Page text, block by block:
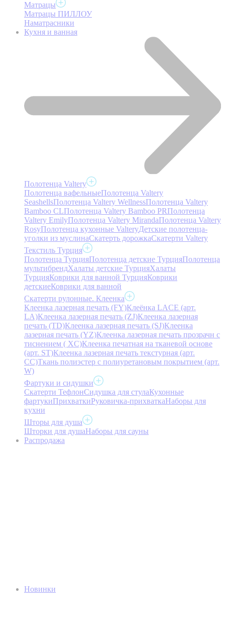
Матрацы
Матрацы ПИЛЛОУ
Наматрасники
Кухня и ванная
Полотенца Valtery
Полотенца вафельныеПолотенца Valtery
SeashellsПолотенца Valtery WellnessПолотенца Valtery
Bamboo CLПолотенца Valtery Bamboo PRПолотенца
Valtery EmilyПолотенца Valtery MirandaПолотенца Valtery
RosyПолотенца кухонные ValteryДетские полотенца-
уголки из муслинаСкатерть дорожкаСкатерти Valtery
Текстиль Турция
Полотенца ТурцияПолотенца детские ТурцияПолотенца
мультибрендХалаты детские ТурцияХалаты
ТурцияКоврики для ванной ТурцияКоврики
детскиеКоврики для ванной
Скатерти рулонные. Клеенка
Клеенка лазерная печать (FY)Клеёнка LACE (арт.
LA)Клеенка лазерная печать (ZJ)Клеенка лазерная
печать (TD)Клеенка лазерная печать (SJ)Клеенка
лазерная печать (YZ)Клеенка лазерная печать прозрачн с
тиснением ( XC)Клеенка печатная на тканевой основе
(арт. ST)Клеенка лазерная печать текстурная (арт.
CC)Ткань полиэстер с полиуретановым покрытием (арт.
W)
Фартуки и сидушки
Скатерти ТефлонСидушка для стулаКухонные
фартукиПрихваткиРуковичка-прихваткаНаборы для
кухни
Шторы для душа
Шторки для душаНаборы для сауны
Распродажа
Новинки